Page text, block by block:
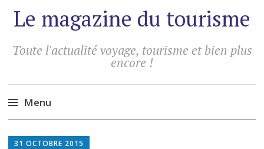
Le magazine du tourisme
Toute l'actualité voyage, tourisme et bien plus
encore !
Menu
au
31 OCTOBRE 2015